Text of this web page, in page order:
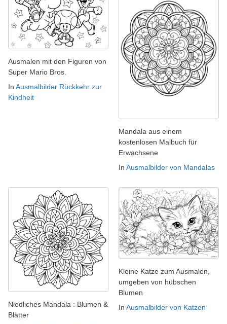
Ausmalen mit den Figuren von
Super Mario Bros.
In Ausmalbilder Rückkehr zur
Kindheit
Mandala aus einem
kostenlosen Malbuch für
Erwachsene
In Ausmalbilder von Mandalas
Niedliches Mandala : Blumen &
Blätter
Kleine Katze zum Ausmalen,
umgeben von hübschen
Blumen
In Ausmalbilder von Katzen